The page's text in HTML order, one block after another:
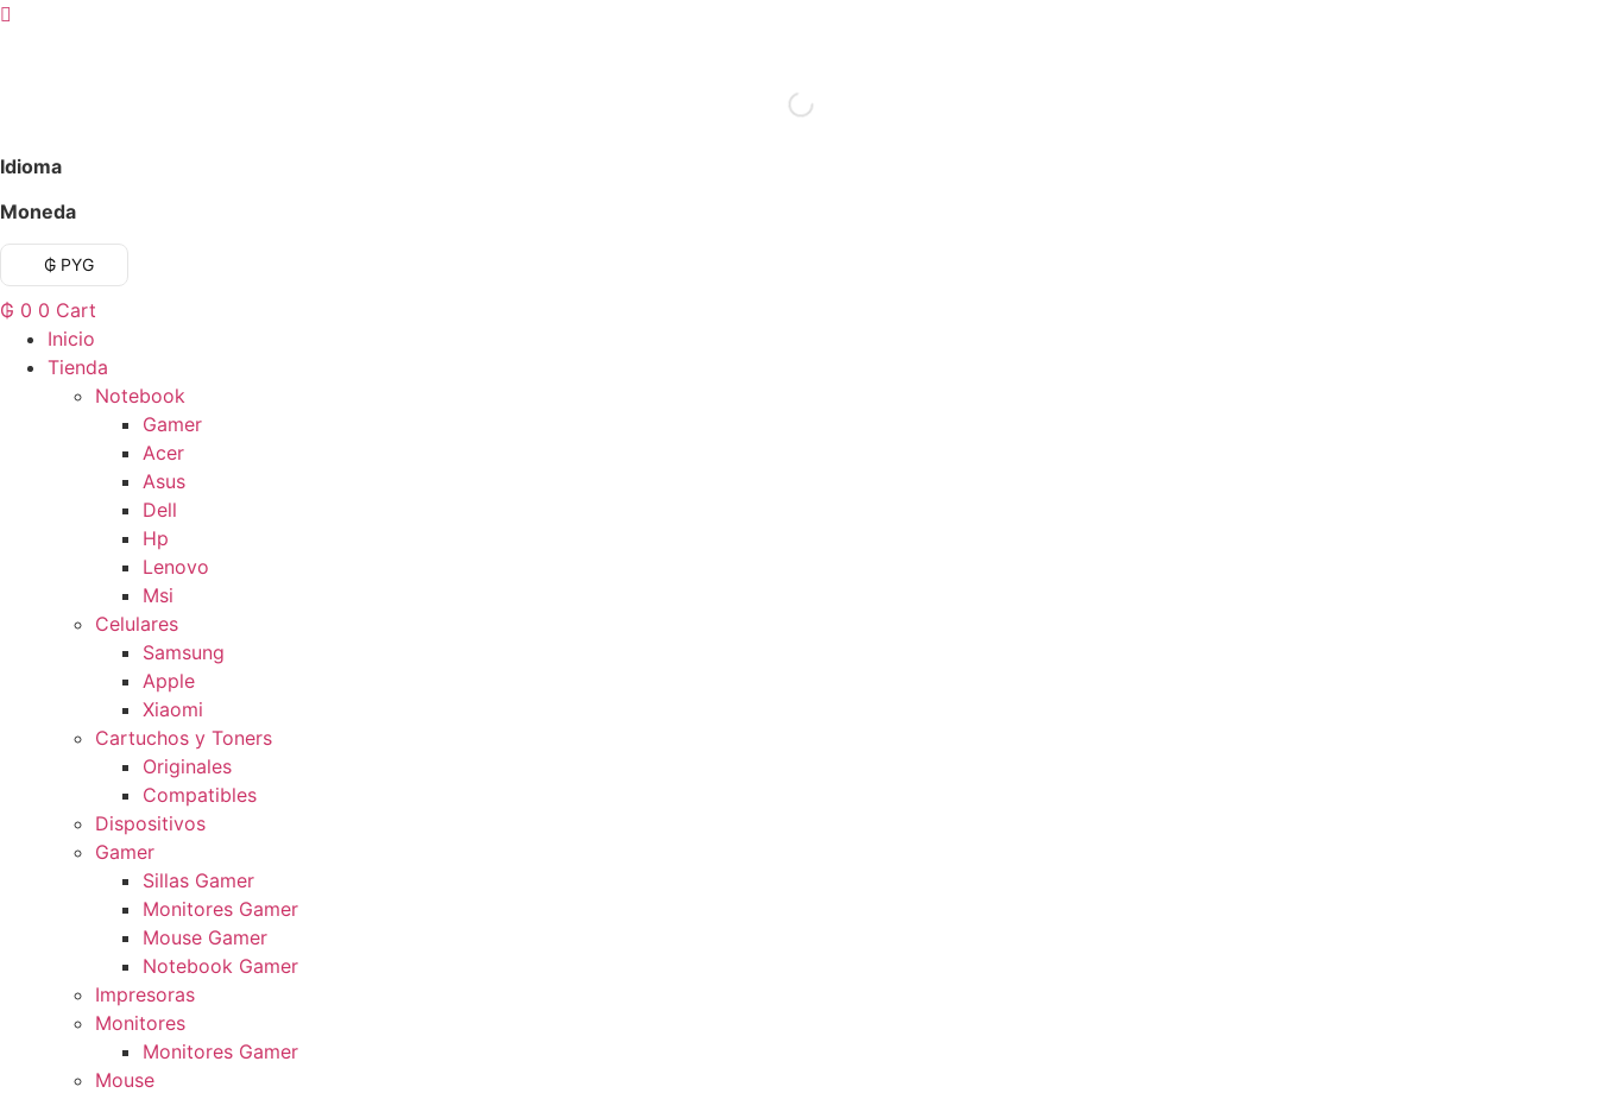
Ir
Idioma
Moneda
₲ PYG
₲ 0 0 Cart
Inicio
Tienda
Notebook
Gamer
Acer
Asus
Dell
Hp
Lenovo
Msi
Celulares
Samsung
Apple
Xiaomi
Cartuchos y Toners
Originales
Compatibles
Dispositivos
Gamer
Sillas Gamer
Monitores Gamer
Mouse Gamer
Notebook Gamer
Impresoras
Monitores
Monitores Gamer
Mouse